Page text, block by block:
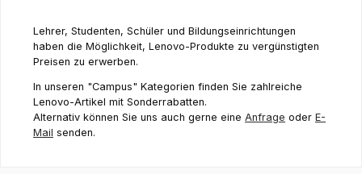
Lehrer, Studenten, Schüler und Bildungseinrichtungen
haben die Möglichkeit, Lenovo-Produkte zu vergünstigten
Preisen zu erwerben.
In unseren "Campus" Kategorien finden Sie zahlreiche
Lenovo-Artikel mit Sonderrabatten.
Alternativ können Sie uns auch gerne eine Anfrage oder E-
Mail senden.